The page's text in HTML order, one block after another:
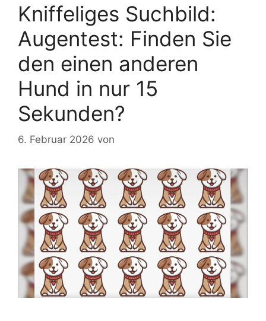
Kniffeliges Suchbild:
Augentest: Finden Sie
den einen anderen
Hund in nur 15
Sekunden?
6. Februar 2026 von